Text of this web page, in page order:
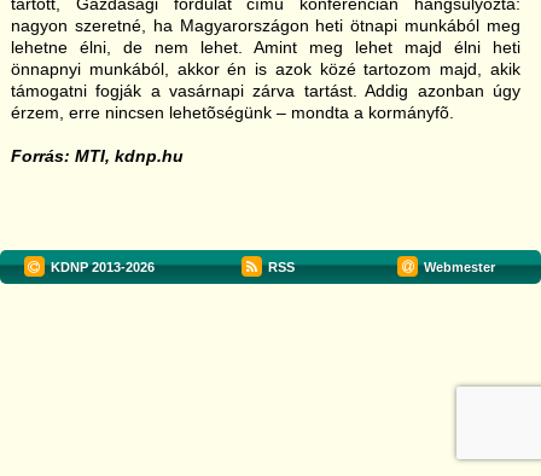
nagyon szeretné, ha Magyarországon heti ötnapi munkából meg
lehetne élni, de nem lehet. Amint meg lehet majd élni heti
önnapnyi munkából, akkor én is azok közé tartozom majd, akik
támogatni fogják a vasárnapi zárva tartást. Addig azonban úgy
érzem, erre nincsen lehetõségünk – mondta a kormányfõ.
Forrás: MTI, kdnp.hu
KDNP2013-2026 RSS Webmester